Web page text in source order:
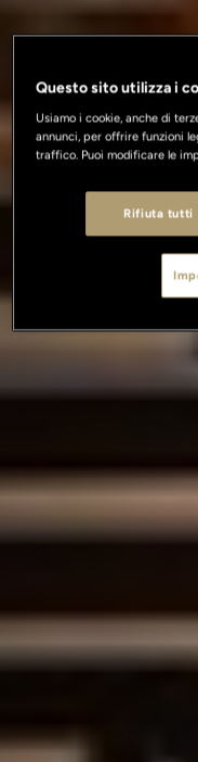
Questo sito utilizza i
Usiamo i cookie, anche di
annunci, per offrire funzioni
traffico. Puoi modificare le
Rifiuta tutti